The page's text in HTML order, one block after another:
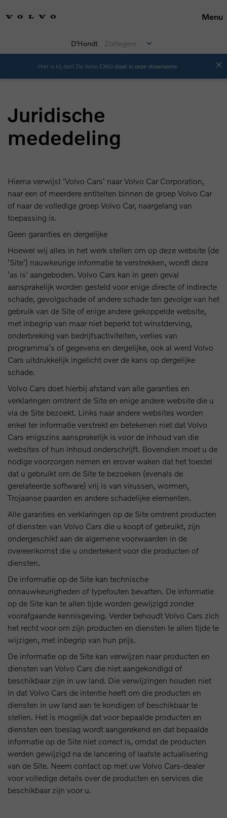
Menu
D'Hondt Zottegem
Hier is hij dan! De Volvo EX60 staat in onze showrooms
Juridische
mededeling
Hierna verwijst 'Volvo Cars' naar Volvo Car Corporation,
naar een of meerdere entiteiten binnen de groep Volvo Car
of naar de volledige groep Volvo Car, naargelang van
toepassing is.
Geen garanties en dergelijke
Hoewel wij alles in het werk stellen om op deze website (de
'Site') nauwkeurige informatie te verstrekken, wordt deze
'as is' aangeboden. Volvo Cars kan in geen geval
aansprakelijk worden gesteld voor enige directe of indirecte
schade, gevolgschade of andere schade ten gevolge van het
gebruik van de Site of enige andere gekoppelde website,
met inbegrip van maar niet beperkt tot winstderving,
onderbreking van bedrijfsactiviteiten, verlies van
programma's of gegevens en dergelijke, ook al werd Volvo
Cars uitdrukkelijk ingelicht over de kans op dergelijke
schade.
Volvo Cars doet hierbij afstand van alle garanties en
verklaringen omtrent de Site en enige andere website die u
via de Site bezoekt. Links naar andere websites worden
enkel ter informatie verstrekt en betekenen niet dat Volvo
Cars enigszins aansprakelijk is voor de inhoud van die
websites of hun inhoud onderschrijft. Bovendien moet u de
nodige voorzorgen nemen en erover waken dat het toestel
dat u gebruikt om de Site te bezoeken (evenals de
gerelateerde software) vrij is van virussen, wormen,
Trojaanse paarden en andere schadelijke elementen.
Alle garanties en verklaringen op de Site omtrent producten
of diensten van Volvo Cars die u koopt of gebruikt, zijn
ondergeschikt aan de algemene voorwaarden in de
overeenkomst die u ondertekent voor die producten of
diensten.
De informatie op de Site kan technische
onnauwkeurigheden of typefouten bevatten. De informatie
op de Site kan te allen tijde worden gewijzigd zonder
voorafgaande kennisgeving. Verder behoudt Volvo Cars zich
het recht voor om zijn producten en diensten te allen tijde te
wijzigen, met inbegrip van hun prijs.
De informatie op de Site kan verwijzen naar producten en
diensten van Volvo Cars die niet aangekondigd of
beschikbaar zijn in uw land. Die verwijzingen houden niet
in dat Volvo Cars de intentie heeft om die producten en
diensten in uw land aan te kondigen of beschikbaar te
stellen. Het is mogelijk dat voor bepaalde producten en
diensten een toeslag wordt aangerekend en dat bepaalde
informatie op de Site niet correct is, omdat de producten
werden gewijzigd na de lancering of laatste actualisering
van de Site. Neem contact op met uw Volvo Cars-dealer
voor volledige details over de producten en services die
beschikbaar zijn voor u.